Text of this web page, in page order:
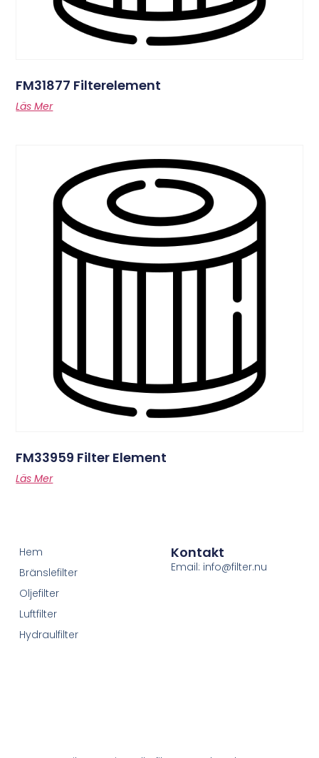
FM31877 Filterelement
Läs Mer
FM33959 Filter Element
Läs Mer
Hem
Bränslefilter
Oljefilter
Luftfilter
Hydraulfilter
Kontakt
Email: info@filter.nu